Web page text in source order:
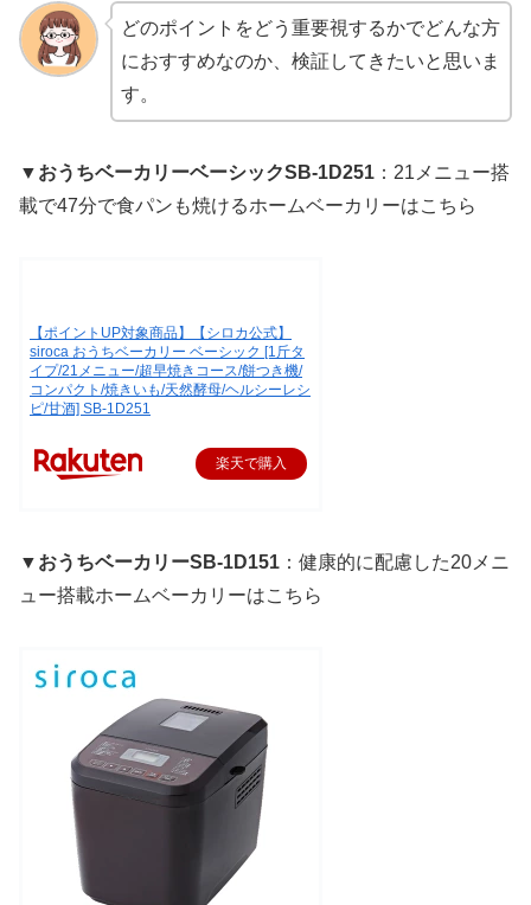
どのポイントをどう重要視するかでどんな方
におすすめなのか、検証してきたいと思いま
す。
▼ おうちベーカリーベーシックSB-1D251 ：21メニュー搭
載で47分で食パンも焼けるホームベーカリーはこちら
【ポイントUP対象商品】【シロカ公式】
siroca おうちベーカリー ベーシック [1斤タ
イプ/21メニュー/超早焼きコース/餅つき機/
コンパクト/焼きいも/天然酵母/ヘルシーレシ
ピ/甘酒] SB-1D251
楽天で購入
▼おうちベーカリーSB-1D151 ：健康的に配慮した20メニ
ュー搭載ホームベーカリーはこちら